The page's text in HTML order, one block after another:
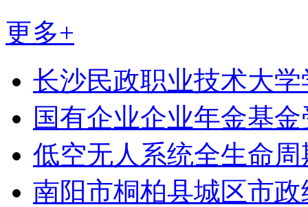
更多+
长沙民政职业技术大
国有企业企业年金基
低空无人系统全生命
南阳市桐柏县城区市